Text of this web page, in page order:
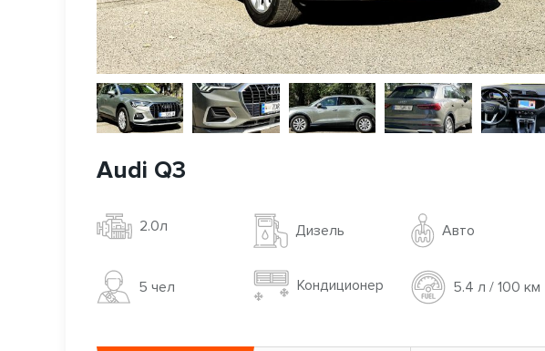
Audi Q3
2.0л Дизель Авто
5 чел Кондиционер 5.4 л / 100 км